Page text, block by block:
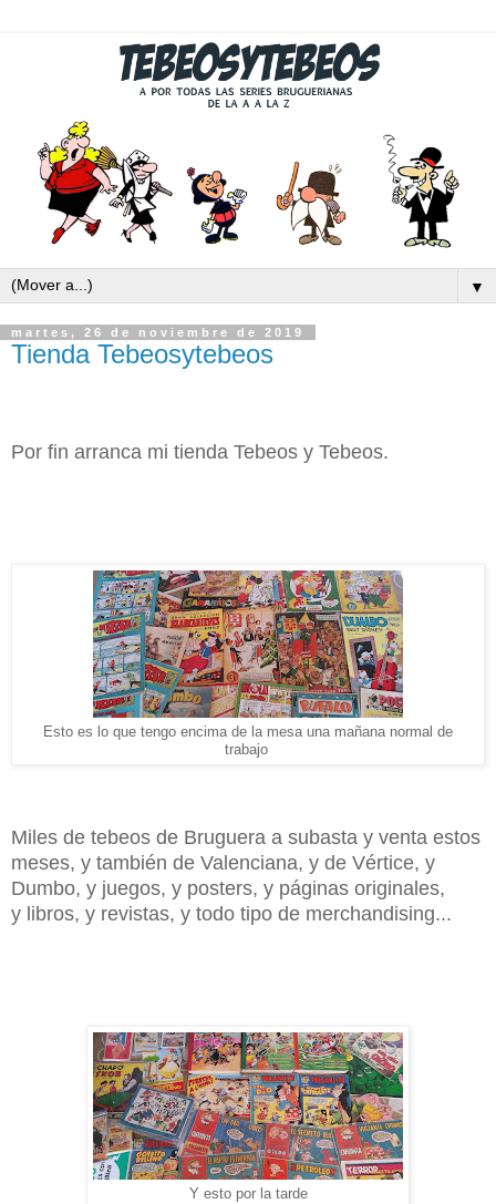
▼
martes, 26 de noviembre de 2019
Tienda Tebeosytebeos
Por fin arranca mi tienda Tebeos y Tebeos.
Esto es lo que tengo encima de la mesa una mañana normal de
trabajo
Miles de tebeos de Bruguera a subasta y venta estos
meses, y también de Valenciana, y de Vértice, y
Dumbo, y juegos, y posters, y páginas originales,
y libros, y revistas, y todo tipo de merchandising...
Y esto por la tarde